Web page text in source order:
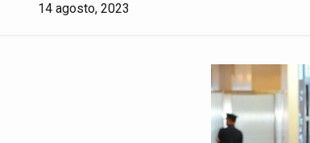
14 agosto, 2023